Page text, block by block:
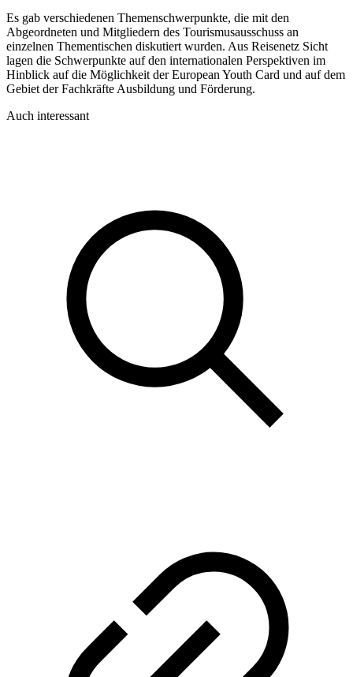
Es gab verschiedenen Themenschwerpunkte, die mit den
Abgeordneten und Mitgliedern des Tourismusausschuss an
einzelnen Thementischen diskutiert wurden. Aus Reisenetz Sicht
lagen die Schwerpunkte auf den internationalen Perspektiven im
Hinblick auf die Möglichkeit der European Youth Card und auf dem
Gebiet der Fachkräfte Ausbildung und Förderung.
Auch interessant